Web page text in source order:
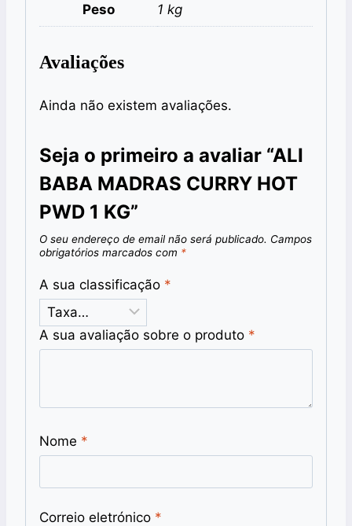
Peso 1 kg
Avaliações
Ainda não existem avaliações.
Seja o primeiro a avaliar “ALI
BABA MADRAS CURRY HOT
PWD 1 KG”
O seu endereço de email não será publicado. Campos
obrigatórios marcados com *
A sua classificação *
A sua avaliação sobre o produto *
Nome *
Correio eletrónico *